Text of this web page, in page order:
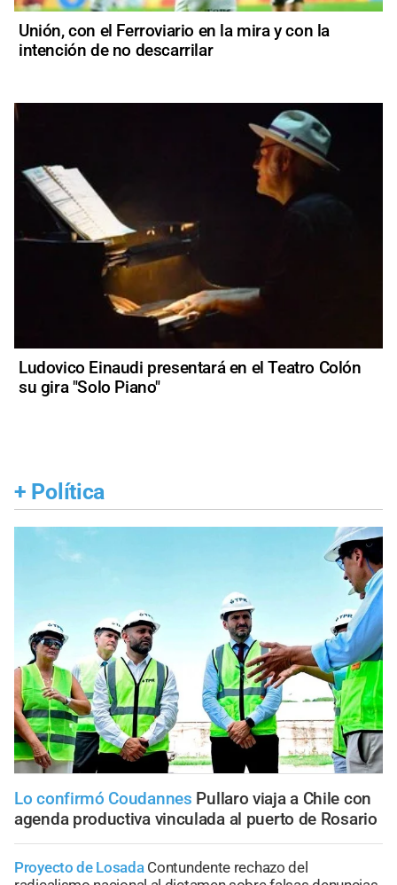
Unión, con el Ferroviario en la mira y con la
intención de no descarrilar
Ludovico Einaudi presentará en el Teatro Colón
su gira "Solo Piano"
+ Política
Lo confirmó Coudannes Pullaro viaja a Chile con
agenda productiva vinculada al puerto de Rosario
Proyecto de Losada Contundente rechazo del